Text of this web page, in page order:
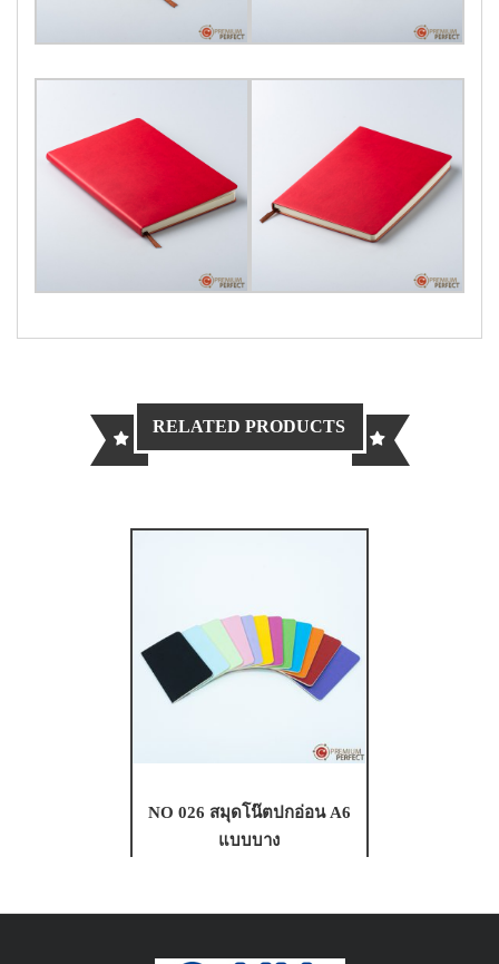
RELATED PRODUCTS
NO 026 สมุดโน๊ตปกอ่อน A6
แบบบาง